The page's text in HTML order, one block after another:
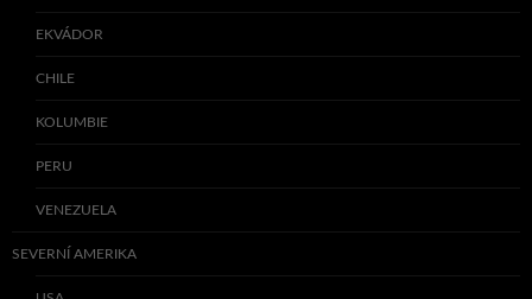
EKVÁDOR
CHILE
KOLUMBIE
PERU
VENEZUELA
SEVERNÍ AMERIKA